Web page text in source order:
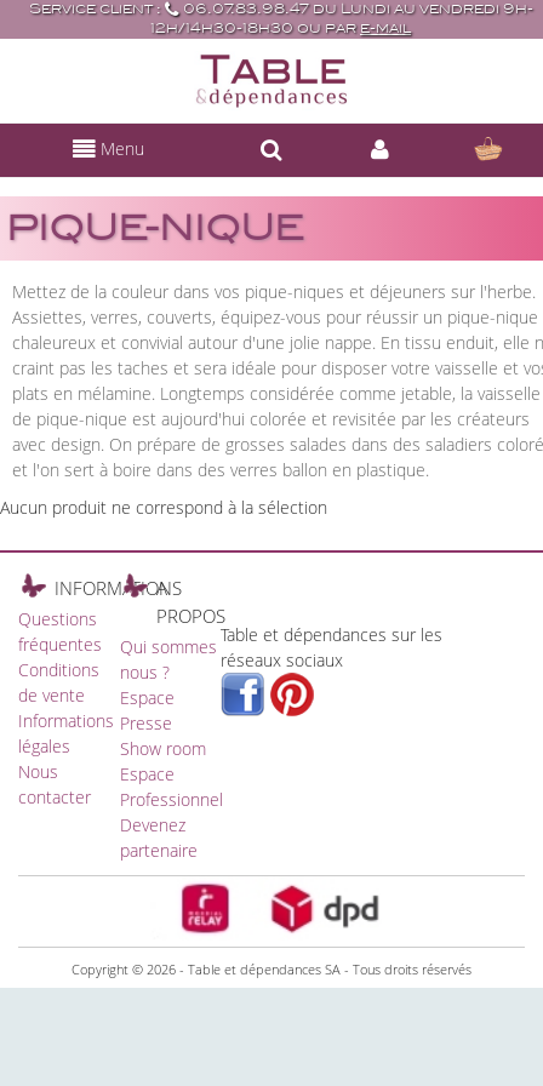
Service client :
06.07.83.98.47 du Lundi au vendredi 9h-
12h/14h30-18h30 ou par e-mail
Menu
PIQUE-NIQUE
Mettez de la couleur dans vos pique-niques et déjeuners sur l'herbe.
Assiettes, verres, couverts, équipez-vous pour réussir un pique-nique
chaleureux et convivial autour d'une jolie nappe. En tissu enduit, elle
craint pas les taches et sera idéale pour disposer votre vaisselle et
plats en mélamine. Longtemps considérée comme jetable, la vaisselle
de pique-nique est aujourd'hui colorée et revisitée par les créateurs
avec design. On prépare de grosses salades dans des saladiers
et l'on sert à boire dans des verres ballon en plastique.
Aucun produit ne correspond à la sélection
INFORMATIONS
Questions
fréquentes
Conditions
de vente
Informations
légales
Nous
contacter
A
PROPOS
Qui sommes
nous ?
Espace
Presse
Show room
Espace
Professionnel
Devenez
partenaire
Table et dépendances sur les
réseaux sociaux
Copyright © 2026 - Table et dépendances SA - Tous droits réservés